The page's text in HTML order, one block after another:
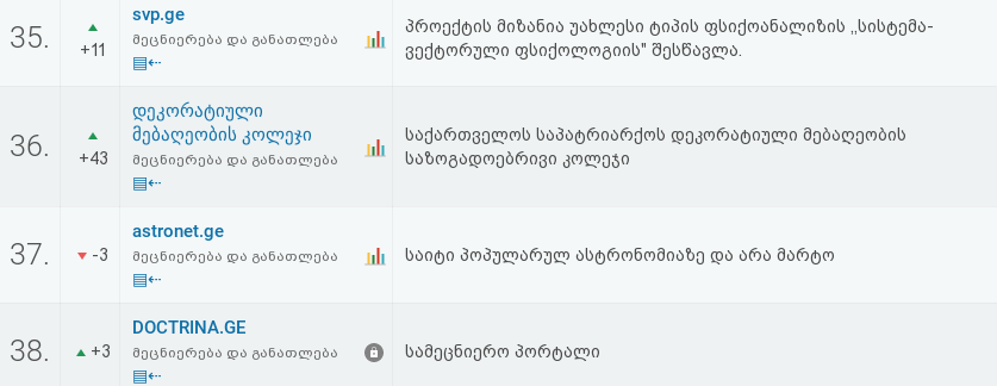
35. +11
svp.ge
მეცნიერება და განათლება
▤⇠
პროექტის მიზანია უახლესი ტიპის ფსიქოანალიზის ,,სისტემა-
ვექტორული ფსიქოლოგიის" შესწავლა.
36. +43
დეკორატიული
მებაღეობის კოლეჯი
მეცნიერება და განათლება
▤⇠
საქართველოს საპატრიარქოს დეკორატიული მებაღეობის
საზოგადოებრივი კოლეჯი
37. -3
astronet.ge
მეცნიერება და განათლება
▤⇠
საიტი პოპულარულ ასტრონომიაზე და არა მარტო
38. +3
DOCTRINA.GE
მეცნიერება და განათლება
▤⇠
სამეცნიერო პორტალი